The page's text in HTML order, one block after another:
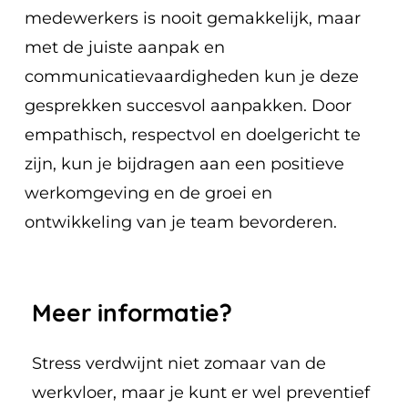
medewerkers is nooit gemakkelijk, maar
met de juiste aanpak en
communicatievaardigheden kun je deze
gesprekken succesvol aanpakken. Door
empathisch, respectvol en doelgericht te
zijn, kun je bijdragen aan een positieve
werkomgeving en de groei en
ontwikkeling van je team bevorderen.
Meer informatie?
Stress verdwijnt niet zomaar van de
werkvloer, maar je kunt er wel preventief